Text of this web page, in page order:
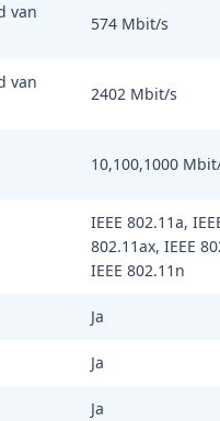
van
574 Mbit/s
van
2402 Mbit/s
10,100,1000
IEEE 802.11a,
802.11ax, IEEE
IEEE 802.11n
Ja
Ja
Ja